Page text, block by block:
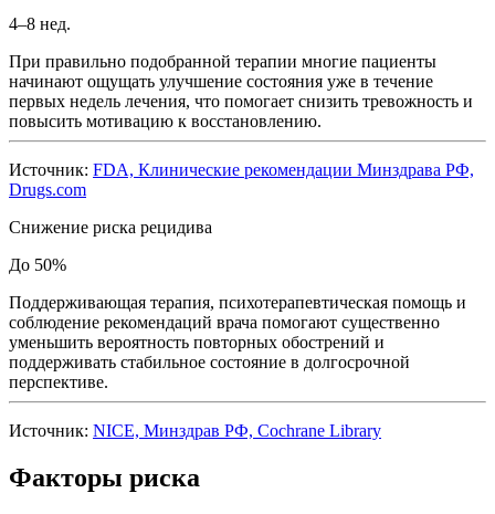
4–8 нед.
При правильно подобранной терапии многие пациенты
начинают ощущать улучшение состояния уже в течение
первых недель лечения, что помогает снизить тревожность и
повысить мотивацию к восстановлению.
Источник: FDA, Клинические рекомендации Минздрава РФ,
Drugs.com
Снижение риска рецидива
До 50%
Поддерживающая терапия, психотерапевтическая помощь и
соблюдение рекомендаций врача помогают существенно
уменьшить вероятность повторных обострений и
поддерживать стабильное состояние в долгосрочной
перспективе.
Источник: NICE, Минздрав РФ, Cochrane Library
Факторы риска